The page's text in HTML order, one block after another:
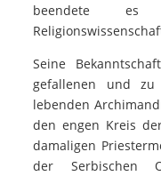
beendete es
Seine
gefallenen und
lebenden
den engen Kreis
damaligen
der Serbischen